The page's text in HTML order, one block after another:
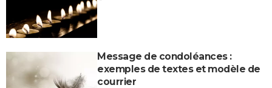
Message de condoléances :
exemples de textes et modèle de
courrier